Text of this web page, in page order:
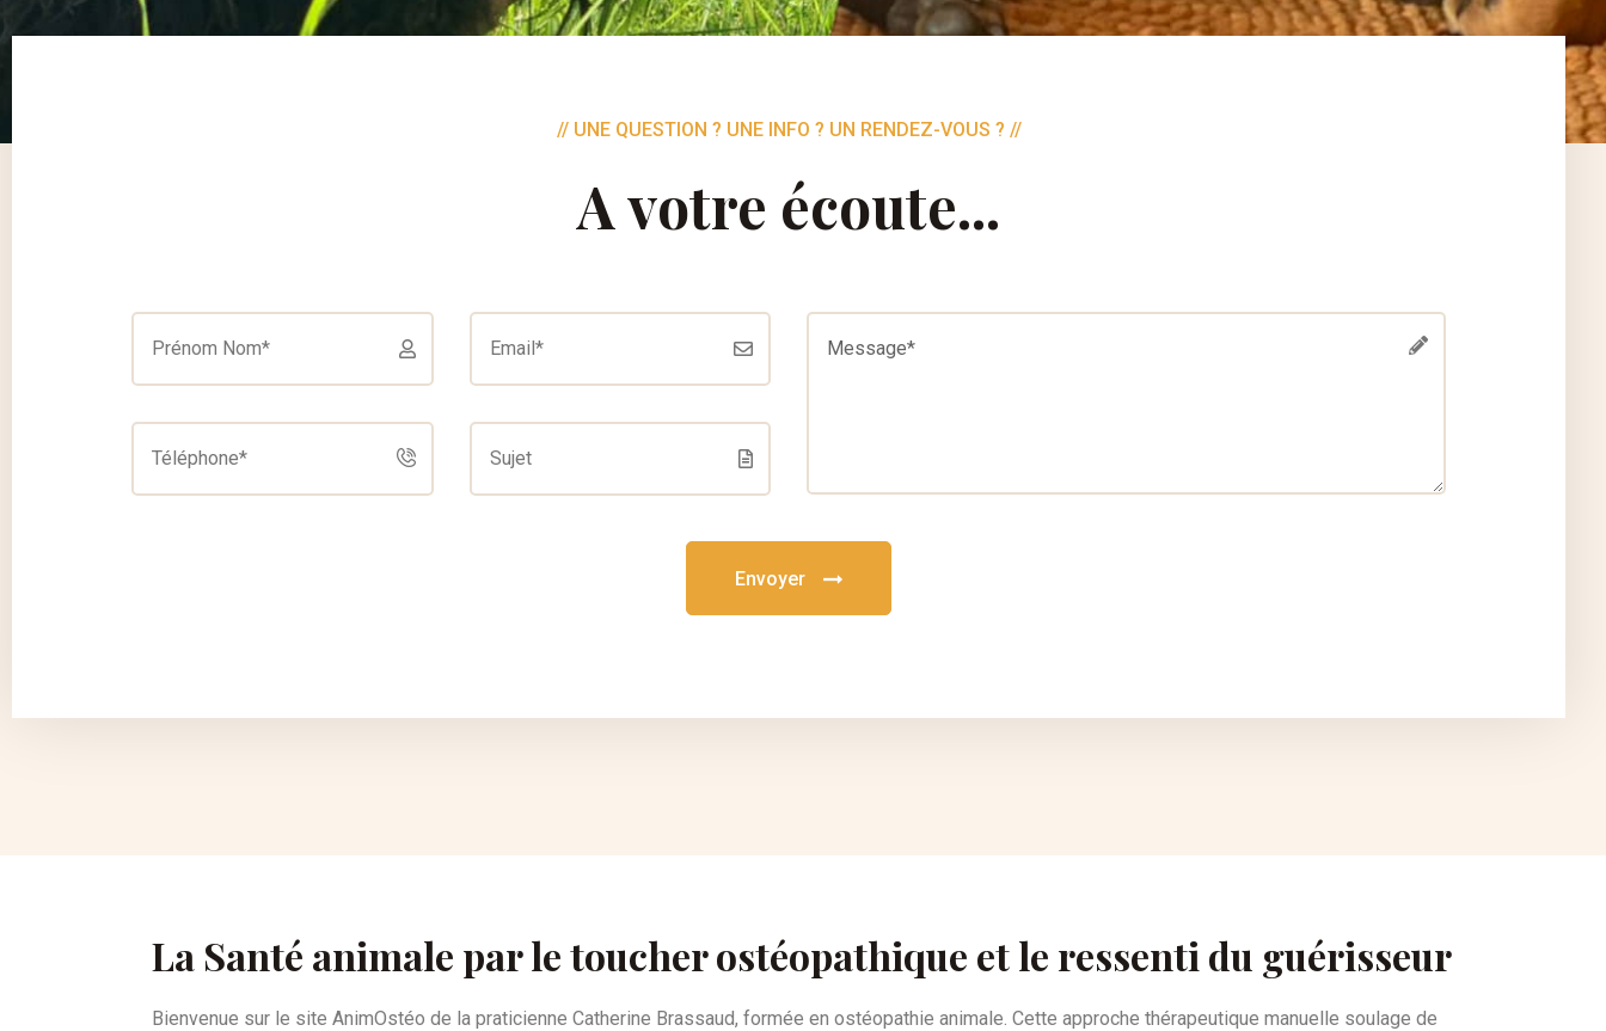
// UNE QUESTION ? UNE INFO ? UN RENDEZ-VOUS ? //
A votre écoute...
Envoyer
La Santé animale par le toucher ostéopathique et le ressenti du guérisseur
Bienvenue sur le site AnimOstéo de la praticienne Catherine Brassaud, formée en ostéopathie animale. Cette approche thérapeutique manuelle soulage de